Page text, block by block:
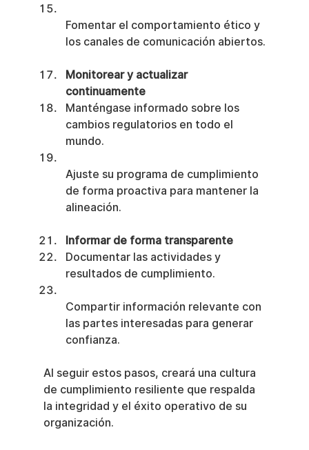
Fomentar el comportamiento ético y
los canales de comunicación abiertos.
Monitorear y actualizar
continuamente
Manténgase informado sobre los
cambios regulatorios en todo el
mundo.
Ajuste su programa de cumplimiento
de forma proactiva para mantener la
alineación.
Informar de forma transparente
Documentar las actividades y
resultados de cumplimiento.
Compartir información relevante con
las partes interesadas para generar
confianza.
Al seguir estos pasos, creará una cultura
de cumplimiento resiliente que respalda
la integridad y el éxito operativo de su
organización.